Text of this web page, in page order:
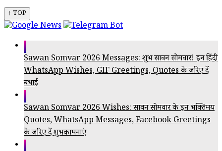
↑ TOP
Sawan Somvar 2026 Messages: शुभ सावन सोमवार! इन हिंदी
WhatsApp Wishes, GIF Greetings, Quotes के जरिए दें
बधाई
Sawan Somvar 2026 Wishes: सावन सोमवार के इन भक्तिमय
Quotes, WhatsApp Messages, Facebook Greetings
के जरिए दें शुभकामनाएं